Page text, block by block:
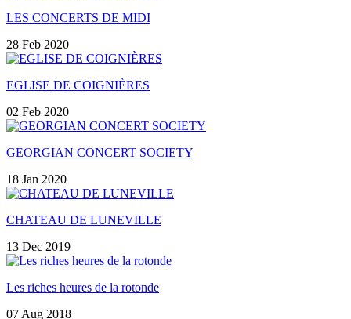
LES CONCERTS DE MIDI
28 Feb 2020
EGLISE DE COIGNIÈRES
02 Feb 2020
GEORGIAN CONCERT SOCIETY
18 Jan 2020
CHATEAU DE LUNEVILLE
13 Dec 2019
Les riches heures de la rotonde
07 Aug 2018